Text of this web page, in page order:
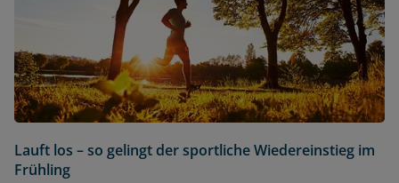
Lauft los – so gelingt der sportliche Wiedereinstieg im
Frühling